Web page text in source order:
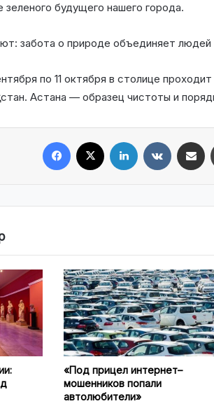
зеленого будущего нашего города.
забота о природе объединяет
по 11 октября в столице
Астана — образец чистоты и
«Под прицел интернет–
мошенников попали
автолюбители»